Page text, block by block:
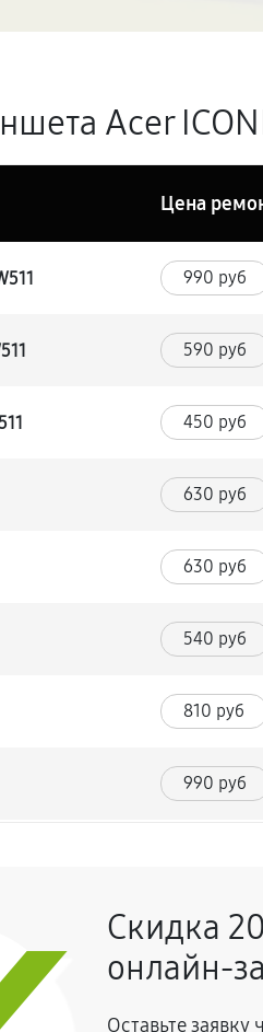
Acer
Цена
990 руб
590 руб
450 руб
630 руб
630 руб
540 руб
810 руб
990 руб
720 руб
Скидка
онлайн-
Оставьте